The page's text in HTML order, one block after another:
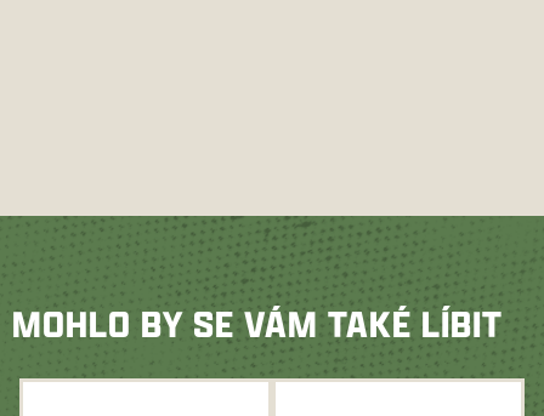
MOHLO BY SE VÁM TAKÉ LÍBIT